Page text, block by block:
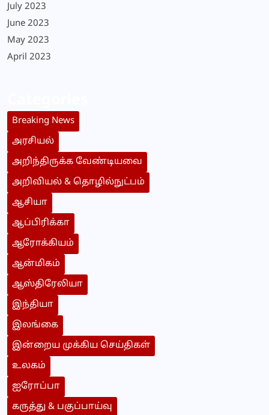
July 2023
June 2023
May 2023
April 2023
Breaking News
அரசியல்
அறிந்திருக்க வேண்டியவை
அறிவியல் & தொழில்நுட்பம்
ஆசியா
ஆப்பிரிக்கா
ஆரோக்கியம்
ஆன்மிகம்
ஆஸ்திரேலியா
இந்தியா
இலங்கை
இன்றைய முக்கிய செய்திகள்
உலகம்
ஐரோப்பா
கருத்து & பகுப்பாய்வு